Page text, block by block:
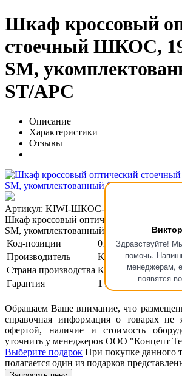
Здравствуйте!
помочь.
менеджерам,
появятся
Шкаф кроссовый
стоечный ШКОС,
SM,
ST/APC
Описание
Характеристики
Отзывы
Артикул: KIWI-ШКОС-16/8-1U-SM-STA
Шкаф кроссовый оптический стоечный
SM, укомплектованный 8 ST/APC
Код-позиции
01-00119672
Производитель
KIWI
Страна производства Китай
Гарантия
1 год
Обращаем Ваше внимание, что
справочная информация о товарах не
офертой, наличие и стоимость
уточнить у менеджеров ООО "Концепт
Выберите подарок При покупке данного
полагается один из подарков